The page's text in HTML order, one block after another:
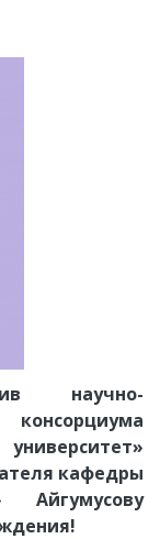
научно-
кафедры
Айгумусову